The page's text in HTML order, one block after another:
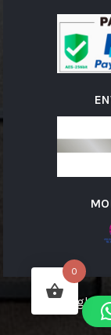
Copyright ©
0